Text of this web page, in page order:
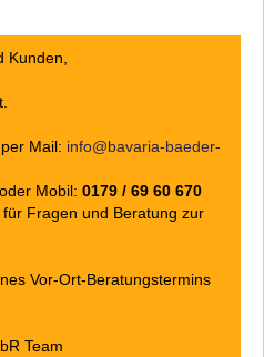
Kunden,
Mail: info@bavaria-baeder-
oder Mobil: 0179 / 69 60 670
Fragen und Beratung zur
Vor-Ort-Beratungstermins
Team